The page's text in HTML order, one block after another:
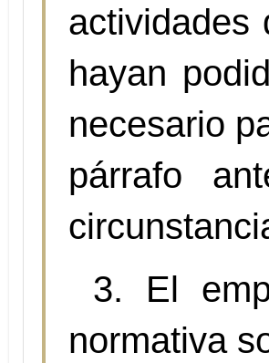
actividades
hayan
necesario
párrafo
3. El
normativa